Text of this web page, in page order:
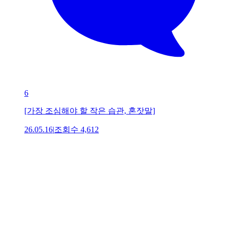
6
[가장 조심해야 할 작은 습관, 혼잣말]
26.05.16|조회수 4,612